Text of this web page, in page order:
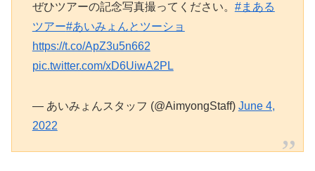
ぜひツアーの記念写真撮ってください。 #まある
ツアー#あいみょんとツーショ
https://t.co/ApZ3u5n662
pic.twitter.com/xD6UiwA2PL
— あいみょんスタッフ (@AimyongStaff) June 4,
2022